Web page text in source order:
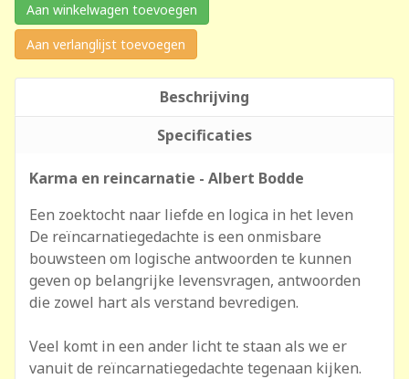
Aan winkelwagen toevoegen
Aan verlanglijst toevoegen
Beschrijving
Specificaties
Karma en reincarnatie - Albert Bodde
Een zoektocht naar liefde en logica in het leven
De reïncarnatiegedachte is een onmisbare
bouwsteen om logische antwoorden te kunnen
geven op belangrijke levensvragen, antwoorden
die zowel hart als verstand bevredigen.
Veel komt in een ander licht te staan als we er
vanuit de reïncarnatiegedachte tegenaan kijken.